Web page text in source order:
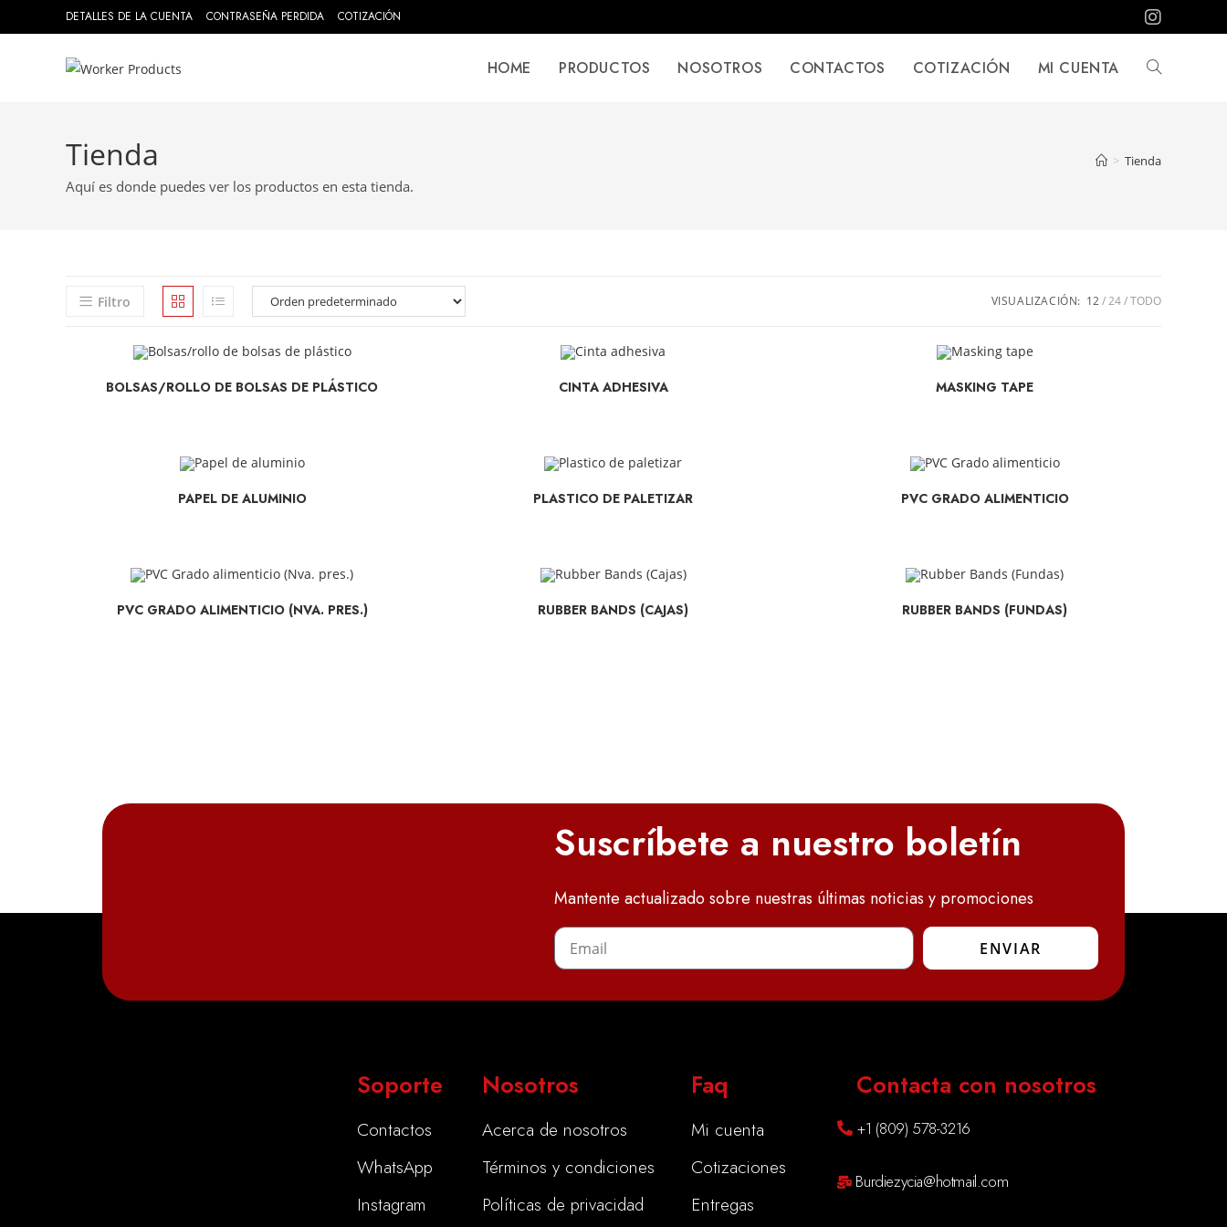
DETALLES DE LA CUENTA CONTRASEÑA PERDIDA COTIZACIÓN
HOME PRODUCTOS NOSOTROS CONTACTOS COTIZACIÓN MI CUENTA
Tienda
Aquí es donde puedes ver los productos en esta tienda.
> Tienda
Filtro VISUALIZACIÓN: 12 24 TODO
BOLSAS/ROLLO DE BOLSAS DE PLÁSTICO CINTA ADHESIVA MASKING TAPE
PAPEL DE ALUMINIO PLASTICO DE PALETIZAR PVC GRADO ALIMENTICIO
SELECCIONAR OPCIONES
PVC GRADO ALIMENTICIO (NVA. PRES.)
SELECCIONAR OPCIONES
RUBBER BANDS (CAJAS)
SELECCIONAR OPCIONES
RUBBER BANDS (FUNDAS)
Suscríbete a nuestro boletín
Mantente actualizado sobre nuestras últimas noticias y promociones
ENVIAR
Soporte
Contactos
WhatsApp
Instagram
Nosotros
Acerca de nosotros
Términos y condiciones
Políticas de privacidad
Faq
Mi cuenta
Cotizaciones
Entregas
Contacta con nosotros
+1 (809) 578-3216
Burdiezycia@hotmail.com